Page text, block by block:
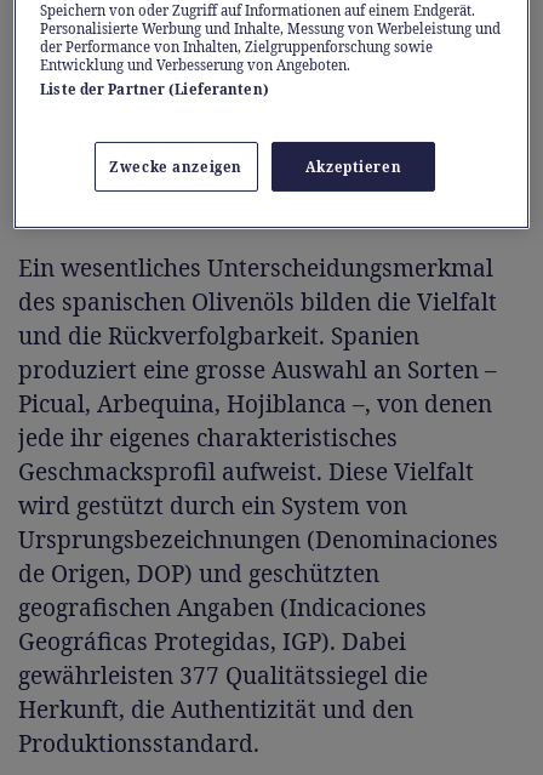
Olivenöl ist Teil der Agrar- und
Lebensmittelindustrie als Ganzes: Spanien ist
der siebtgrösste Exporteur von Lebensmitteln
jährlichen Exportvolumen von rund 80
Milliarden Euro in über 180 Länder.
Ein wesentliches Unterscheidungsmerkmal
des spanischen Olivenöls bilden die Vielfalt
und die Rückverfolgbarkeit. Spanien
produziert eine grosse Auswahl an Sorten –
Picual, Arbequina, Hojiblanca –, von denen
jede ihr eigenes charakteristisches
Geschmacksprofil aufweist. Diese Vielfalt
wird gestützt durch ein System von
Ursprungsbezeichnungen (Denominaciones
de Origen, DOP) und geschützten
geografischen Angaben (Indicaciones
Geográficas Protegidas, IGP). Dabei
gewährleisten 377 Qualitätssiegel die
Herkunft, die Authentizität und den
Produktionsstandard.
Speichern von oder Zugriff auf Informationen auf einem Endgerät.
Personalisierte Werbung und Inhalte, Messung von Werbeleistung und
der Performance von Inhalten, Zielgruppenforschung sowie
Entwicklung und Verbesserung von Angeboten.
Liste der Partner (Lieferanten)
Zwecke anzeigen Akzeptieren